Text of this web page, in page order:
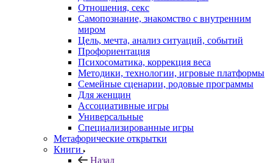
Отношения, секс
Самопознание, знакомство с внутренним
миром
Цель, мечта, анализ ситуаций, событий
Профориентация
Психосоматика, коррекция веса
Методики, технологии, игровые платформы
Семейные сценарии, родовые программы
Для женщин
Ассоциативные игры
Универсальные
Специализированные игры
Метафорические открытки
Книги
Назад